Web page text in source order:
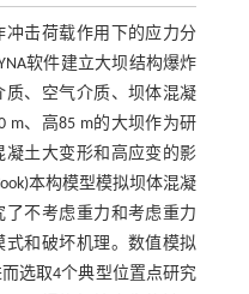
冲击荷载作用下的应力分
软件建立大坝结构爆炸
、空气介质、坝体混凝
m、高85 m的大坝作为研
凝土大变形和高应变的影
本构模型模拟坝体混凝
不考虑重力和考虑重力
式和破坏机理。数值模拟
选取4个典型位置点研究